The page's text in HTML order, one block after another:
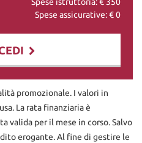
Spese istruttoria: €350
Spese assicurative: €0
promozionale. I valori in
La rata finanziaria è
valida per il mese in corso. Salvo
erogante. Al fine di gestire le